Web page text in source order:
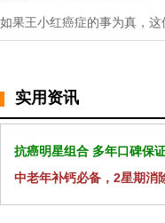
如果王小红癌症的事为真，
实用资讯
抗癌明星组合 多年口碑保
中老年补钙必备，2星期消